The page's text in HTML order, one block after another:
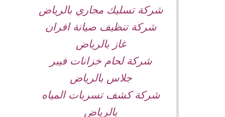
شركة تسليك مجاري بالرياض
شركة تنظيف صيانة افران
غاز بالرياض
شركة لحام خزانات فيبر
جلاس بالرياض
شركة كشف تسربات المياه
بالرياض